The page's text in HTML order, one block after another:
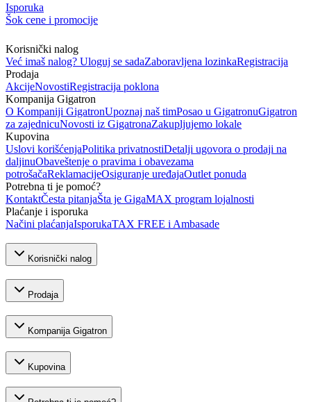
Isporuka
Šok cene i promocije
Korisnički nalog
Već imaš nalog? Uloguj se sadaZaboravljena lozinkaRegistracija
Prodaja
AkcijeNovostiRegistracija poklona
Kompanija Gigatron
O Kompaniji GigatronUpoznaj naš timPosao u GigatronuGigatron
za zajednicuNovosti iz GigatronaZakupljujemo lokale
Kupovina
Uslovi korišćenjaPolitika privatnostiDetalji ugovora o prodaji na
daljinuObaveštenje o pravima i obavezama
potrošačaReklamacijeOsiguranje uređajaOutlet ponuda
Potrebna ti je pomoć?
KontaktČesta pitanjaŠta je GigaMAX program lojalnosti
Plaćanje i isporuka
Načini plaćanjaIsporukaTAX FREE i Ambasade
Korisnički nalog
Prodaja
Kompanija Gigatron
Kupovina